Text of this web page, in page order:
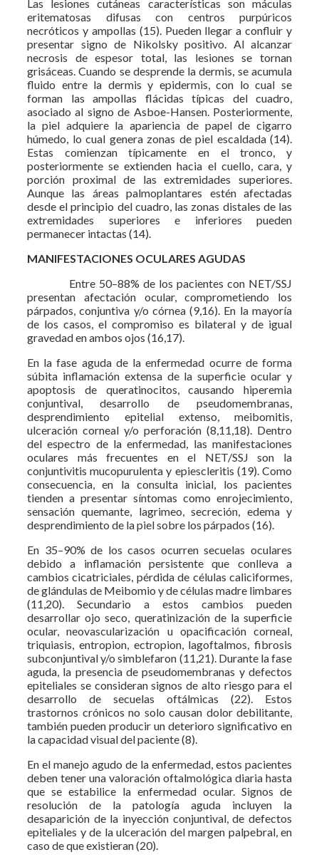
Las lesiones cutáneas características son máculas
eritematosas difusas con centros purpúricos
necróticos y ampollas (15). Pueden llegar a confluir y
presentar signo de Nikolsky positivo. Al alcanzar
necrosis de espesor total, las lesiones se tornan
grisáceas. Cuando se desprende la dermis, se acumula
fluido entre la dermis y epidermis, con lo cual se
forman las ampollas flácidas típicas del cuadro,
asociado al signo de Asboe-Hansen. Posteriormente,
la piel adquiere la apariencia de papel de cigarro
húmedo, lo cual genera zonas de piel escaldada (14).
Estas comienzan típicamente en el tronco, y
posteriormente se extienden hacia el cuello, cara, y
porción proximal de las extremidades superiores.
Aunque las áreas palmoplantares estén afectadas
desde el principio del cuadro, las zonas distales de las
extremidades superiores e inferiores pueden
permanecer intactas (14).
MANIFESTACIONES OCULARES AGUDAS
Entre 50–88% de los pacientes con NET/SSJ
presentan afectación ocular, comprometiendo los
párpados, conjuntiva y/o córnea (9,16). En la mayoría
de los casos, el compromiso es bilateral y de igual
gravedad en ambos ojos (16,17).
En la fase aguda de la enfermedad ocurre de forma
súbita inflamación extensa de la superficie ocular y
apoptosis de queratinocitos, causando hiperemia
conjuntival, desarrollo de pseudomembranas,
desprendimiento epitelial extenso, meibomitis,
ulceración corneal y/o perforación (8,11,18). Dentro
del espectro de la enfermedad, las manifestaciones
oculares más frecuentes en el NET/SSJ son la
conjuntivitis mucopurulenta y epiescleritis (19). Como
consecuencia, en la consulta inicial, los pacientes
tienden a presentar síntomas como enrojecimiento,
sensación quemante, lagrimeo, secreción, edema y
desprendimiento de la piel sobre los párpados (16).
En 35–90% de los casos ocurren secuelas oculares
debido a inflamación persistente que conlleva a
cambios cicatriciales, pérdida de células caliciformes,
de glándulas de Meibomio y de células madre limbares
(11,20). Secundario a estos cambios pueden
desarrollar ojo seco, queratinización de la superficie
ocular, neovascularización u opacificación corneal,
triquiasis, entropion, ectropion, lagoftalmos, fibrosis
subconjuntival y/o simblefaron (11,21). Durante la fase
aguda, la presencia de pseudomembranas y defectos
epiteliales se consideran signos de alto riesgo para el
desarrollo de secuelas oftálmicas (22). Estos
trastornos crónicos no solo causan dolor debilitante,
también pueden producir un deterioro significativo en
la capacidad visual del paciente (8).
En el manejo agudo de la enfermedad, estos pacientes
deben tener una valoración oftalmológica diaria hasta
que se estabilice la enfermedad ocular. Signos de
resolución de la patología aguda incluyen la
desaparición de la inyección conjuntival, de defectos
epiteliales y de la ulceración del margen palpebral, en
caso de que existieran (20).